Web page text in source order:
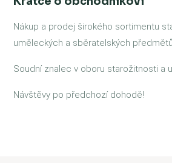
Nákup a prodej širokého sortimentu
uměleckých a sběratelských
Soudní znalec v oboru starožitnosti a
Návštěvy po předchozí dohodě!